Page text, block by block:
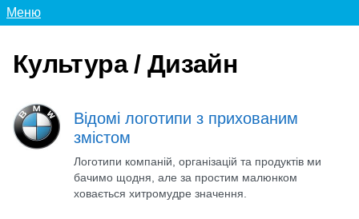
Меню
Культура / Дизайн
Відомі логотипи з прихованим
змістом
Логотипи компаній, організацій та продуктів ми
бачимо щодня, але за простим малюнком
ховається хитромудре значення.